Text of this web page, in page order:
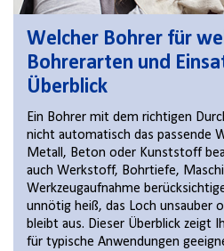
Welcher Bohrer für
Bohrerarten und
Überblick
Ein Bohrer mit dem richtigen
nicht automatisch das passende
Metall, Beton oder Kunststoff
auch Werkstoff, Bohrtiefe,
Werkzeugaufnahme
unnötig heiß, das Loch unsauber
bleibt aus. Dieser Überblick zeigt
für typische Anwendungen